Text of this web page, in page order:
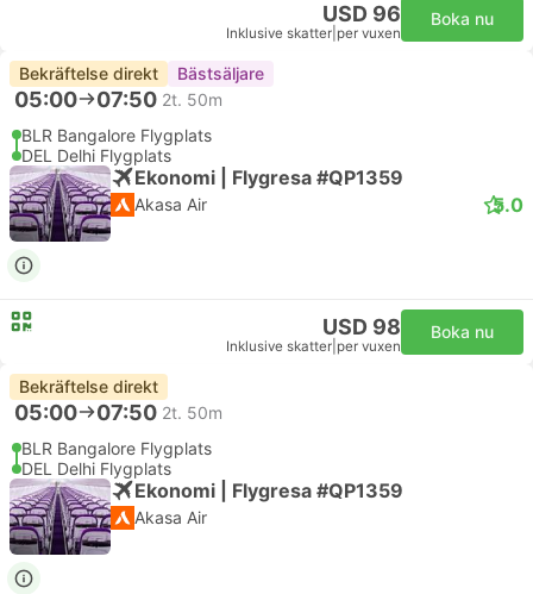
USD 96
Inklusive skatter per vuxen
Boka nu
Bekräftelse direkt Bästsäljare
05:00 07:50 2t. 50m
BLR Bangalore Flygplats
DEL Delhi Flygplats
Ekonomi | Flygresa #QP1359
Akasa Air 5.0
USD 98
Inklusive skatter per vuxen
Boka nu
Bekräftelse direkt
05:00 07:50 2t. 50m
BLR Bangalore Flygplats
DEL Delhi Flygplats
Ekonomi | Flygresa #QP1359
Akasa Air